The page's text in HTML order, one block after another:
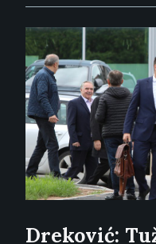
Dreković: